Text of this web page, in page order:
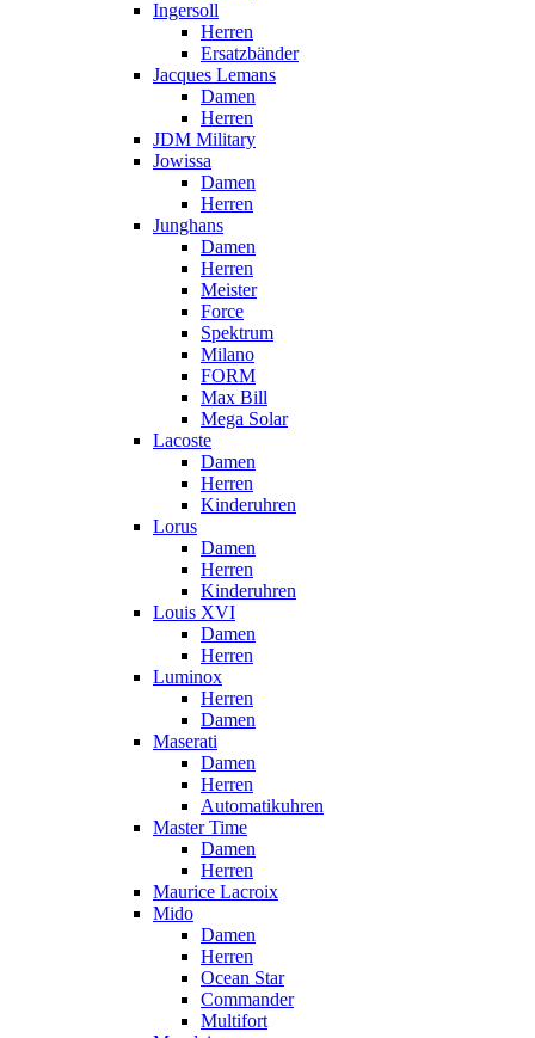
Ingersoll
Herren
Ersatzbänder
Jacques Lemans
Damen
Herren
JDM Military
Jowissa
Damen
Herren
Junghans
Damen
Herren
Meister
Force
Spektrum
Milano
FORM
Max Bill
Mega Solar
Lacoste
Damen
Herren
Kinderuhren
Lorus
Damen
Herren
Kinderuhren
Louis XVI
Damen
Herren
Luminox
Herren
Damen
Maserati
Damen
Herren
Automatikuhren
Master Time
Damen
Herren
Maurice Lacroix
Mido
Damen
Herren
Ocean Star
Commander
Multifort